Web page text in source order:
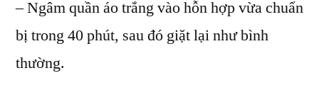
– Ngâm quần áo trắng vào hỗn hợp vừa chuẩn
bị trong 40 phút, sau đó giặt lại như bình
thường.